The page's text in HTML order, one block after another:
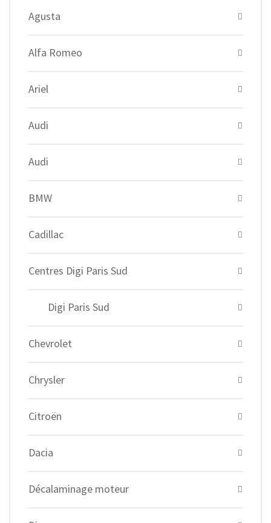
Agusta
Alfa Romeo
Ariel
Audi
Audi
BMW
Cadillac
Centres Digi Paris Sud
Digi Paris Sud
Chevrolet
Chrysler
Citroën
Dacia
Décalaminage moteur